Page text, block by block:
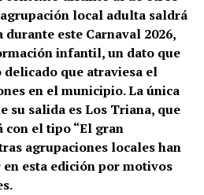
local adulta saldrá
este Carnaval 2026,
infantil, un dato que
que atraviesa el
en el municipio. La única
su salida es Los Triana, que
con el tipo “El gran
agrupaciones locales han
esta edición por motivos